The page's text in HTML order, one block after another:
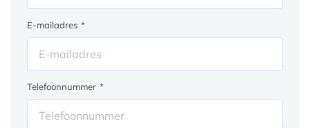
E-mailadres *
Telefoonnummer *